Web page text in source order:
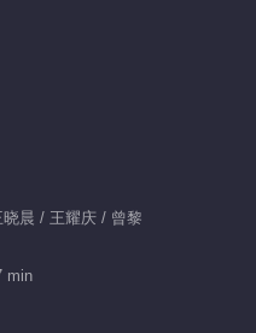
晨 / 王耀庆 / 曾黎
min